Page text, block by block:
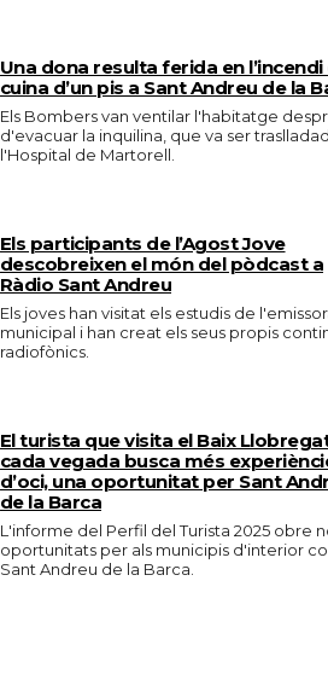
Una dona resulta ferida en l’incendi
cuina d’un pis a Sant Andreu de la
Els Bombers van ventilar l'habitatge
d'evacuar la inquilina, que va ser
l'Hospital de Martorell.
Els participants de l’Agost Jove
descobreixen el món del pòdcast a
Ràdio Sant Andreu
Els joves han visitat els estudis de
municipal i han creat els seus propis
radiofònics.
El turista que visita el Baix
cada vegada busca més
d’oci, una oportunitat per Sant
de la Barca
L'informe del Perfil del Turista 2025 obre
oportunitats per als municipis d'interior
Sant Andreu de la Barca.